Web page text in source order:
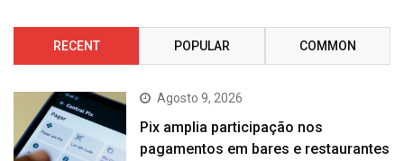
RECENT POPULAR COMMON
Agosto 9, 2026
Pix amplia participação nos
pagamentos em bares e restaurantes